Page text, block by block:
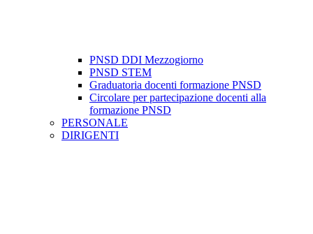
PNSD DDI Mezzogiorno
PNSD STEM
Graduatoria docenti formazione PNSD
Circolare per partecipazione docenti alla
formazione PNSD
PERSONALE
DIRIGENTI